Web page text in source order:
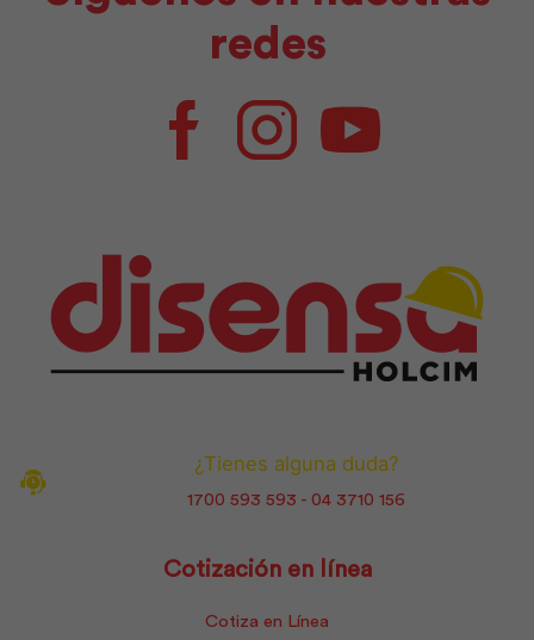
redes
FacebookInstagramYoutube
¿Tienes alguna duda?
1700 593 593 - 04 3710 156
Cotización en línea
Cotiza en Línea